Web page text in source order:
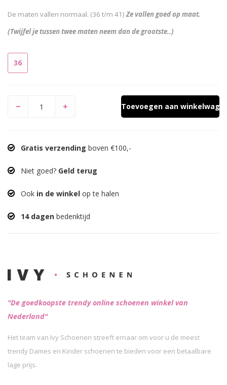
De maten vallen normaal. (36 t/m 41)Ze vallen goed op maat.
(Twijfel je tussen twee maten neem dan de grootste..)
36
Toevoegen aan
Gratis verzending boven €100,-
Niet goed? Geld terug
Ook in de winkel op te halen
14 dagen bedenktijd
"De goedkoopste trendy online schoenen winkel van
Nederland"
Het team van Ivy Schoenen streeft ernaar om voor u de meest
trendy Dames en Kinder schoenen te bieden voor een betaalbare
lage prijs.